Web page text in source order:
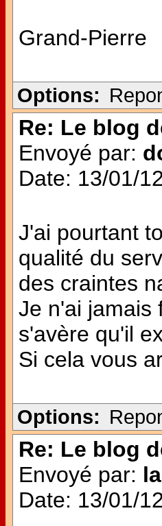
Grand-Pierre
Options:
Re: Le blog
Envoyé par:
Date: 13/01/
J'ai pourtant
qualité du
des craintes
Je n'ai jamais
s'avère qu'il
Si cela vous
Options:
Re: Le blog
Envoyé par:
Date: 13/01/